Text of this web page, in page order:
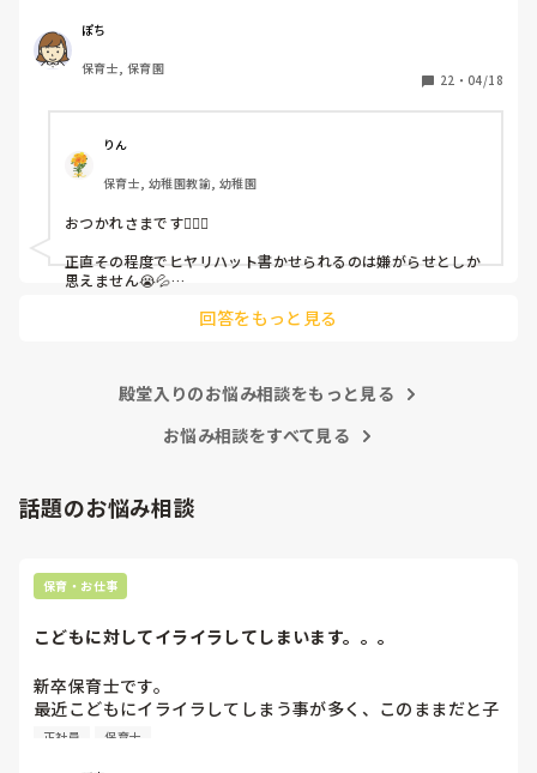
（そう言う本人は書かない）
しかも、上司に↑この内容でも
ちゃんと考えて対策を練って書き込むようにと。
呼ばれて一緒に対策を考えさせられること多数
これだけで30〜40分拘束されて辛いです
皆さんの園はどうですか?
ぽち
保育士, 保育園
22 ・ 04/18
りん
保育士, 幼稚園教諭, 幼稚園
おつかれさまです🙇🏻‍♀️
正直その程度でヒヤリハット書かせられるのは嫌がらせとしか
思えません😭💦
回答をもっと見る
殿堂入りのお悩み相談をもっと見る
お悩み相談をすべて見る
話題のお悩み相談
保育・お仕事
こどもに対してイライラしてしまいます。。。
新卒保育士です。
最近こどもにイライラしてしまう事が多く、このままだと子
どもが嫌いになってしまうんじゃないかと怖くなる時があり
正社員 保育士